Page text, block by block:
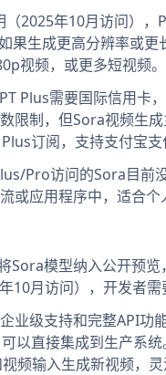
2025年10月访问）
果生成更高分辨率或
视频，或更多短视频。
Plus需要国际信用卡
限制，但Sora视频生
订阅，支持支付宝
Pro访问的Sora目
或应用程序中，适合个
Sora模型纳入公开预
10月访问），开发者
业级支持和完整API功
以直接集成到生产系
频输入生成新视频，灵